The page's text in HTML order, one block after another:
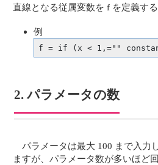
直線となる従属変数を f を定義する
例
f = if (x < 1,=""
2. パラメータの数
パラメータは最大 100 まで入力
ますが、パラメータ数が多いほど